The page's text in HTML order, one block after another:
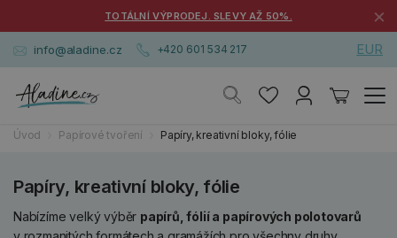
TOTÁLNÍ VÝPRODEJ. SLEVY AŽ 50%. ×
info@aladine.cz +420 601 534 217 EUR
Úvod Papírové tvoření Papíry, kreativní bloky, fólie
Papíry, kreativní bloky, fólie
Nabízíme velký výběr papírů, fólií a papírových polotovarů